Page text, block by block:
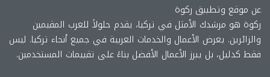
عن موقع وتطببق ركوة
ركوة هو مرشدك الأمثل في تركيا، يقدم حلولاً للعرب المقيمين
والزائرين. يعرض الأعمال والخدمات العربية في جميع أنحاء تركيا. ليس
فقط كدليل، بل يبرز الأعمال الأفضل بناءً على تقييمات المستخدمين.